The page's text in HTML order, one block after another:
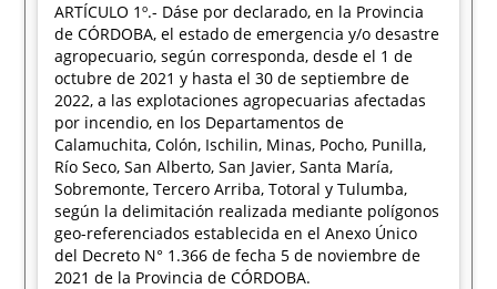
ARTÍCULO 1º.- Dáse por declarado, en la Provincia
de CÓRDOBA, el estado de emergencia y/o desastre
agropecuario, según corresponda, desde el 1 de
octubre de 2021 y hasta el 30 de septiembre de
2022, a las explotaciones agropecuarias afectadas
por incendio, en los Departamentos de
Calamuchita, Colón, Ischilin, Minas, Pocho, Punilla,
Río Seco, San Alberto, San Javier, Santa María,
Sobremonte, Tercero Arriba, Totoral y Tulumba,
según la delimitación realizada mediante polígonos
geo-referenciados establecida en el Anexo Único
del Decreto N° 1.366 de fecha 5 de noviembre de
2021 de la Provincia de CÓRDOBA.